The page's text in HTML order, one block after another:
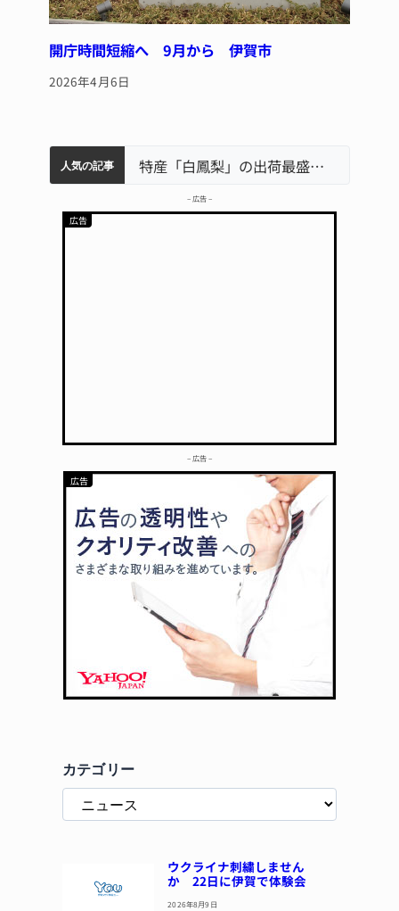
開庁時間短縮へ 9月から 伊賀市
2026年4月6日
人気の記事
名張市水道料金47％値上げへ 答申案、審議会で大筋まとまる
中学校の陶壁モニュメント 地元建設会社がボランティアで清掃 伊賀名張市立病院のDMAT、熊本地震の被災地へ 能登以来3回目の派遣 特産「白鳳梨」の出荷最盛期 直売所にぎわう 伊賀
– 広告 –
– 広告 –
カテゴリー
ウクライナ刺繍しません
か 22日に伊賀で体験会
2026年8月9日